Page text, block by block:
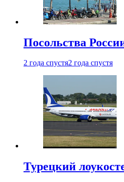
Посольства
2 года спустя2 года спустя
Турецкий